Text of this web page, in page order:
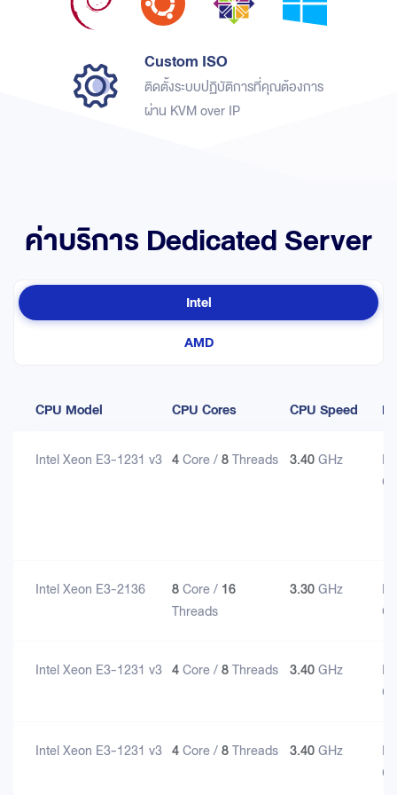
Custom ISO
ติดตั้งระบบปฏิบัติการที่คุณต้องการ
ผ่าน KVM over IP
ค่าบริการ Dedicated Server
Intel
AMD
CPU Model CPU Cores CPU Speed
Intel Xeon E3-1231 v3 4Core /8Threads 3.40GHz
Intel Xeon E3-2136 8Core / 16
Threads
3.30GHz
Intel Xeon E3-1231 v3 4Core /8Threads 3.40GHz
Intel Xeon E3-1231 v3 4Core /8Threads 3.40GHz